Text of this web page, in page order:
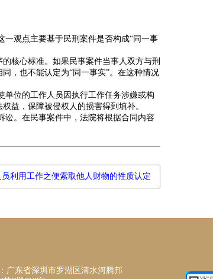
观点主要基于民刑案件是否构成“同一事
核心标准。如果民事案件当事人双方与刑
，也不能认定为“同一事实”。在这种情况
单位的工作人员因执行工作任务涉嫌或构
益，保障被侵权人的损害得到填补‌。
讼。在民事案件中，法院将根据合同内容
利用工作之便索取他人财物的性质认定
广东省深圳市罗湖区清水河腾邦